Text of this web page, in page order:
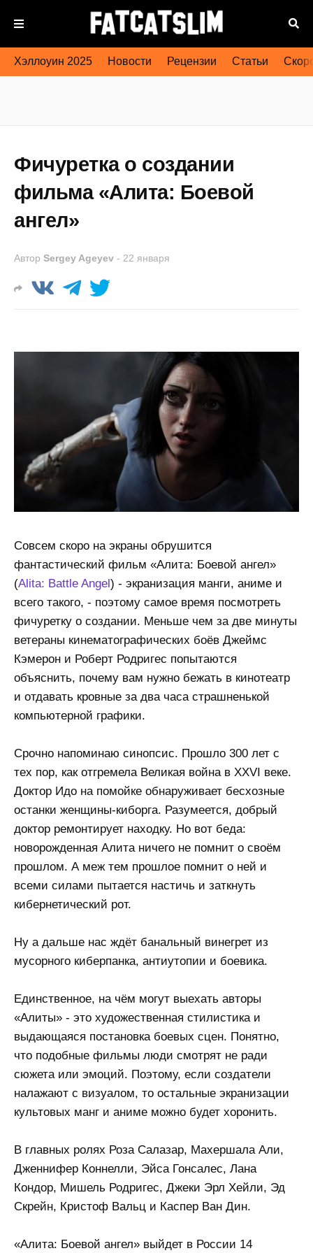
Хэллоуин 2025 Новости Рецензии Статьи
Фичуретка о создании
фильма «Алита: Боевой
ангел»
Автор Sergey Ageyev - 22 января
Совсем скоро на экраны обрушится
фантастический фильм «Алита: Боевой ангел»
(Alita: Battle Angel ) - экранизация манги, аниме и
всего такого, - поэтому самое время посмотреть
фичуретку о создании. Меньше чем за две минуты
ветераны кинематографических боёв Джеймс
Кэмерон и Роберт Родригес попытаются
объяснить, почему вам нужно бежать в кинотеатр
и отдавать кровные за два часа страшненькой
компьютерной графики.
Срочно напоминаю синопсис. Прошло 300 лет с
тех пор, как отгремела Великая война в XXVI веке.
Доктор Идо на помойке обнаруживает бесхозные
останки женщины-киборга. Разумеется, добрый
доктор ремонтирует находку. Но вот беда:
новорожденная Алита ничего не помнит о своём
прошлом. А меж тем прошлое помнит о ней и
всеми силами пытается настичь и заткнуть
кибернетический рот.
Ну а дальше нас ждёт банальный винегрет из
мусорного киберпанка, антиутопии и боевика.
Единственное, на чём могут выехать авторы
«Алиты» - это художественная стилистика и
выдающаяся постановка боевых сцен. Понятно,
что подобные фильмы люди смотрят не ради
сюжета или эмоций. Поэтому, если создатели
налажают с визуалом, то остальные экранизации
культовых манг и аниме можно будет хоронить.
В главных ролях Роза Салазар, Махершала Али,
Дженнифер Коннелли, Эйса Гонсалес, Лана
Кондор, Мишель Родригес, Джеки Эрл Хейли, Эд
Скрейн, Кристоф Вальц и Каспер Ван Дин.
«Алита: Боевой ангел» выйдет в России 14